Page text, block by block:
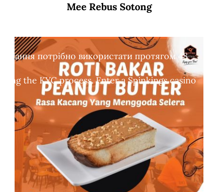
Mee Rebus Sotong
потрібно використати протягом 48
the KYC process. Enter a Spinkings casino